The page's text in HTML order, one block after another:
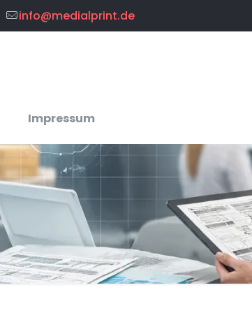
info@medialprint.de
Impressum